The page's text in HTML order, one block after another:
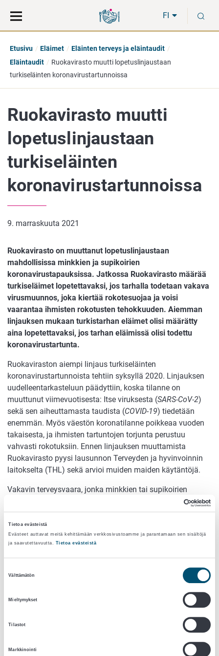
Tietoa evästeistä
Evästeet auttavat meitä kehittämään verkkosivustoamme ja parantamaan sen sisältöjä
ja saavutettavuutta. Tietoa evästeistä
Välttämätön
Mieltymykset
Tilastot
Markkinointi
suoraan
sisältöön
koko
sivuston
FI
Etusivu Eläimet
Eläinten terveys ja eläintaudit
Eläintaudit
Ruokavirasto muutti lopetuslinjaustaan
turkiseläinten koronavirustartunnoissa
Ruokavirasto muutti
lopetuslinjaustaan
turkiseläinten
koronavirustartunnoissa
9. marraskuuta 2021
Ruokavirasto on muuttanut lopetuslinjaustaan
mahdollisissa minkkien ja supikoirien
koronavirustapauksissa. Jatkossa Ruokavirasto määrää
turkiseläimet lopetettavaksi, jos tarhalla todetaan vakava
virusmuunnos, joka kiertää rokotesuojaa ja voisi
vaarantaa ihmisten rokotusten tehokkuuden. Aiemman
linjauksen mukaan turkistarhan eläimet olisi määrätty
aina lopetettavaksi, jos tarhan eläimissä olisi todettu
koronavirustartunta.
Ruokaviraston aiempi linjaus turkiseläinten
koronavirustartunnoista tehtiin syksyllä 2020. Linjauksen
uudelleentarkasteluun päädyttiin, koska tilanne on
muuttunut viimevuotisesta: Itse viruksesta (SARS-CoV-2)
sekä sen aiheuttamasta taudista (COVID-19) tiedetään
enemmän. Myös väestön koronatilanne poikkeaa vuoden
takaisesta, ja ihmisten tartuntojen torjunta perustuu
vahvasti rokotuksiin. Ennen linjauksen muuttamista
Ruokavirasto pyysi lausunnon Terveyden ja hyvinvoinnin
laitokselta (THL) sekä arvioi muiden maiden käytäntöjä.
Vakavin terveysvaara, jonka minkkien tai supikoirien
rokotussuojaa kiertävien uusien virusmuunnosten
syntyminen turkistarhoilla. Mahdollisten virusmuunnosten
havaitsemiseksi kunnaneläinlääkärit ottavat kerran
viikossa näytteitä turkistarhalta, jonka eläimissä on todettu
koronavirustartunta. Näytteet tutkittaan virusmuunnosten
varalta Ruokaviraston virologian laboratoriossa.
tautisuojauskäytäntöjä tartuntojen estämiseksi. Erittäin
tärkeää on, että turkistarhoilla työskentelevät ja heidän
lähipiirinsä ovat saaneet täyden rokotesuojan
vastaan. Rokotuksissa noudatetaan THL:n yleisiä